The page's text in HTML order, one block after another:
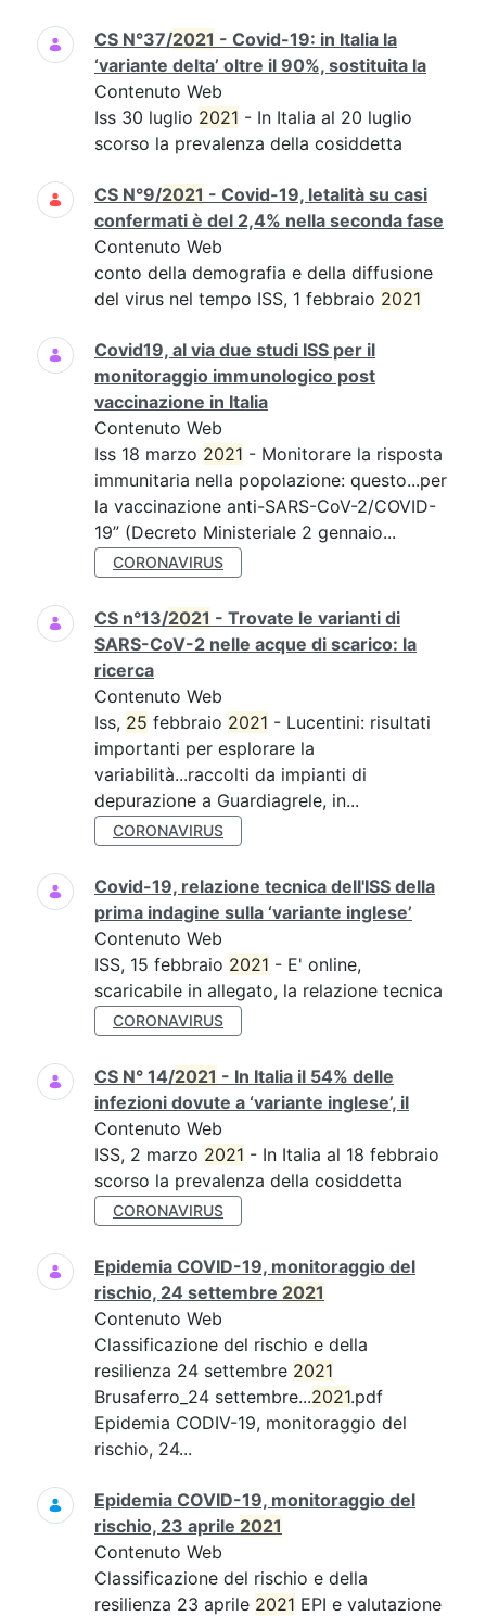
CS N°37/2021 - Covid-19: in Italia la
‘variante delta’ oltre il 90%, sostituita la
Contenuto Web
Iss 30 luglio 2021 - In Italia al 20 luglio
scorso la prevalenza della cosiddetta
CS N°9/2021 - Covid-19, letalità su casi
confermati è del 2,4% nella seconda fase
Contenuto Web
conto della demografia e della diffusione
del virus nel tempo ISS, 1 febbraio 2021
Covid19, al via due studi ISS per il
monitoraggio immunologico post
vaccinazione in Italia
Contenuto Web
Iss 18 marzo 2021 - Monitorare la risposta
immunitaria nella popolazione: questo...per
la vaccinazione anti-SARS-CoV-2/COVID-
19” (Decreto Ministeriale 2 gennaio...
CORONAVIRUS
CS n°13/2021 - Trovate le varianti di
SARS-CoV-2 nelle acque di scarico: la
ricerca
Contenuto Web
Iss, 25 febbraio 2021 - Lucentini: risultati
importanti per esplorare la
variabilità...raccolti da impianti di
depurazione a Guardiagrele, in...
CORONAVIRUS
Covid-19, relazione tecnica dell'ISS della
prima indagine sulla ‘variante inglese’
Contenuto Web
ISS, 15 febbraio 2021 - E' online,
scaricabile in allegato, la relazione tecnica
CORONAVIRUS
CS N° 14/2021 - In Italia il 54% delle
infezioni dovute a ‘variante inglese’, il
Contenuto Web
ISS, 2 marzo 2021 - In Italia al 18 febbraio
scorso la prevalenza della cosiddetta
CORONAVIRUS
Epidemia COVID-19, monitoraggio del
rischio, 24 settembre 2021
Contenuto Web
Classificazione del rischio e della
resilienza 24 settembre 2021
Brusaferro_24 settembre...2021.pdf
Epidemia CODIV-19, monitoraggio del
rischio, 24...
Epidemia COVID-19, monitoraggio del
rischio, 23 aprile 2021
Contenuto Web
Classificazione del rischio e della
resilienza 23 aprile 2021 EPI e valutazione